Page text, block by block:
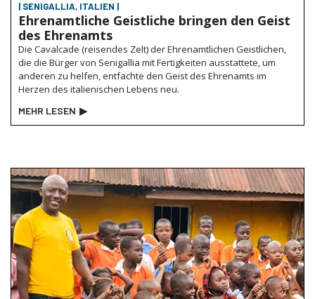
| SENIGALLIA, ITALIEN |
Ehrenamtliche Geistliche bringen den Geist
des Ehrenamts
Die Cavalcade (reisendes Zelt) der Ehrenamtlichen Geistlichen,
die die Bürger von Senigallia mit Fertigkeiten ausstattete, um
anderen zu helfen, entfachte den Geist des Ehrenamts im
Herzen des italienischen Lebens neu.
MEHR LESEN ▶